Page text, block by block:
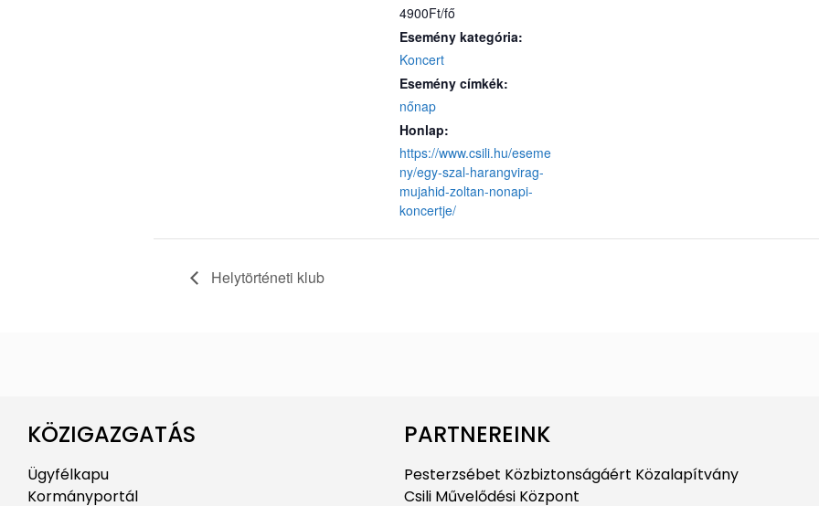
4900Ft/fő
Esemény kategória:
Koncert
Esemény címkék:
nőnap
Honlap:
https://www.csili.hu/eseme
ny/egy-szal-harangvirag-
mujahid-zoltan-nonapi-
koncertje/
Helytörténeti klub
KÖZIGAZGATÁS
Ügyfélkapu
Kormányportál
PARTNEREINK
Pesterzsébet Közbiztonságáért Közalapítvány
Csili Művelődési Központ